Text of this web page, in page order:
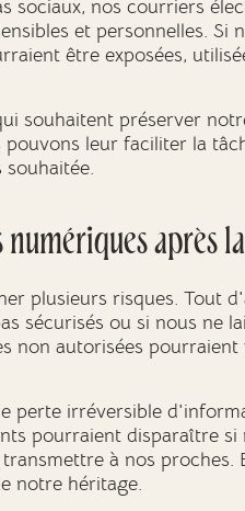
sociaux, nos courriers
et personnelles. Si
être exposées,
souhaitent préserver
leur faciliter la
numériques après
plusieurs risques. Tout
sécurisés ou si nous ne
non autorisées pourraient
perte irréversible
pourraient disparaître si
à nos proches.
notre héritage.